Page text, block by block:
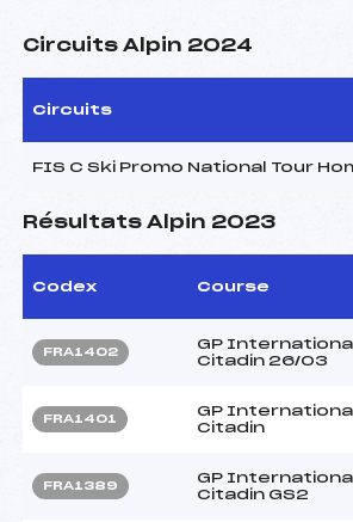
Circuits Alpin 2024
Circuits
FIS C Ski Promo National Tour
Résultats Alpin 2023
Codex Course
FRA1402
GP International
Citadin 26/03
FRA1401
GP International
Citadin
FRA1389
GP International
Citadin GS2